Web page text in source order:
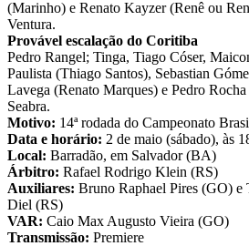
(Marinho) e Renato Kayzer (Renê ou
Ventura.
Provável escalação do Coritiba
Pedro Rangel; Tinga, Tiago Cóser,
Paulista (Thiago Santos), Sebastian
Lavega (Renato Marques) e Pedro Rocha
Seabra.
Motivo: 14ª rodada do Campeonato
Data e horário: 2 de maio (sábado), às
Local: Barradão, em Salvador (BA)
Árbitro: Rafael Rodrigo Klein (RS)
Auxiliares: Bruno Raphael Pires (GO) e
Diel (RS)
VAR: Caio Max Augusto Vieira (GO)
Transmissão: Premiere